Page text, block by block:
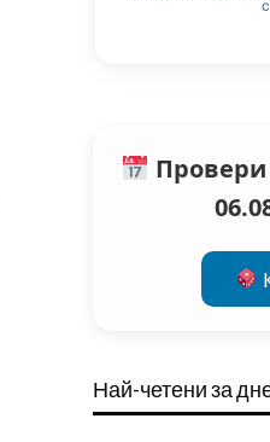
Провери
Най-четени за